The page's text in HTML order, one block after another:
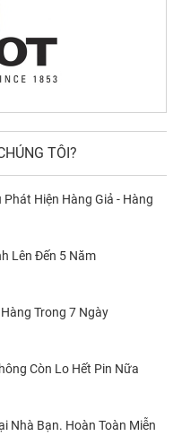
TÔI?
Hiện Hàng Giả - Hàng
Lên Đến 5 Năm
Trong 7 Ngày
Còn Lo Hết Pin Nữa
Nhà Bạn. Hoàn Toàn Miễn